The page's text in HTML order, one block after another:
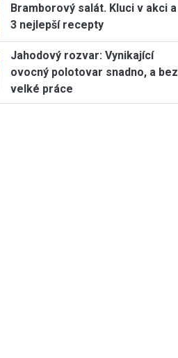
Bramborový salát. Kluci v akci a
3 nejlepší recepty
Jahodový rozvar: Vynikající
ovocný polotovar snadno, a bez
velké práce